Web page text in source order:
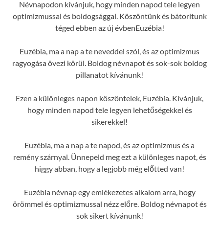
Névnapodon kívánjuk, hogy minden napod tele legyen
optimizmussal és boldogsággal. Köszöntünk és bátorítunk
téged ebben az új évbenEuzébia!
Euzébia, ma a nap a te neveddel szól, és az optimizmus
ragyogása övezi körül. Boldog névnapot és sok-sok boldog
pillanatot kívánunk!
Ezen a különleges napon köszöntelek, Euzébia. Kívánjuk,
hogy minden napod tele legyen lehetőségekkel és
sikerekkel!
Euzébia, ma a nap a te napod, és az optimizmus és a
remény szárnyal. Ünnepeld meg ezt a különleges napot, és
higgy abban, hogy a legjobb még előtted van!
Euzébia névnap egy emlékezetes alkalom arra, hogy
örömmel és optimizmussal nézz előre. Boldog névnapot és
sok sikert kívánunk!